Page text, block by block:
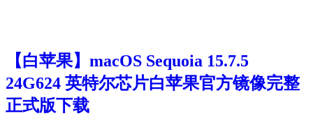
【白苹果】macOS Sequoia 15.7.5
24G624 英特尔芯片白苹果官方镜像完整
正式版下载